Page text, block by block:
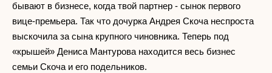
бывают в бизнесе, когда твой партнер - сынок первого
вице-премьера. Так что дочурка Андрея Скоча неспроста
выскочила за сына крупного чиновника. Теперь под
«крышей» Дениса Мантурова находится весь бизнес
семьи Скоча и его подельников.